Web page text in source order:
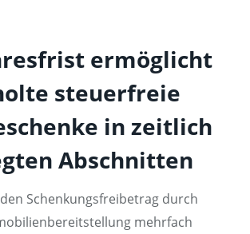
ermöglicht
steuerfreie
in zeitlich
Abschnitten
Schenkungsfreibetrag durch
mehrfach